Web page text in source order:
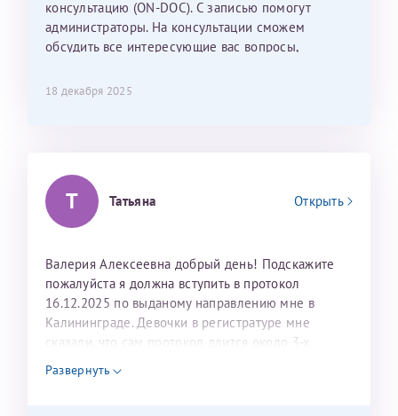
лёгкое и простое. Вообще в данной клинике весь
персонал очень вежливый и чуткий, прям приятно
находиться. Мы собираемся туда ещё за вторым
Рафаильевичу, нашему волшебнику, без каких либо
Репродуктологи
26 июля 2026
консультацию (ON-DOC). С записью помогут
администраторы. На консультации сможем
обсудить все интересующие вас вопросы,
18 декабря 2025
Т Татьяна Открыть
Валерия Алексеевна добрый день! Подскажите
пожалуйста я должна вступить в протокол
16.12.2025 по выданому направлению мне в
Калининграде. Девочки в регистратуре мне
сказали, что сам протокол длится около 3-х
недель и 3 недели я должна находится в Питере.
Можно мне новый год провести в Калининграде и
Развернуть